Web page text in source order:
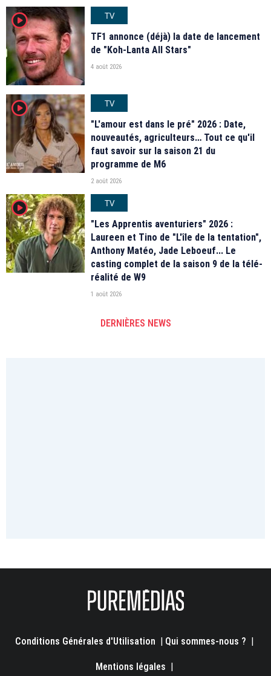
player2
TV
TF1 annonce (déjà) la date de lancement
de "Koh-Lanta All Stars"
4 août 2026
player2
TV
"L'amour est dans le pré" 2026 : Date,
nouveautés, agriculteurs… Tout ce qu'il
faut savoir sur la saison 21 du
programme de M6
2 août 2026
player2
TV
"Les Apprentis aventuriers" 2026 :
Laureen et Tino de "L'île de la tentation",
Anthony Matéo, Jade Leboeuf... Le
casting complet de la saison 9 de la télé-
réalité de W9
1 août 2026
DERNIÈRES NEWS
Conditions Générales d'Utilisation | Qui sommes-nous ? |
Mentions légales |